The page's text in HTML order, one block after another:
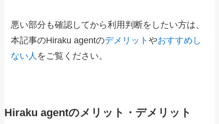
悪い部分も確認してから利用判断をしたい方は、
本記事のHiraku agentのデメリットやおすすめし
ない人 をご覧ください。
Hiraku agentのメリット・デメリット